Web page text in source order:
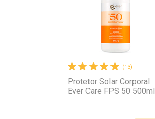
Ativar Desconto
(13)
Protetor Solar Corporal
Ever Care FPS 50 500ml